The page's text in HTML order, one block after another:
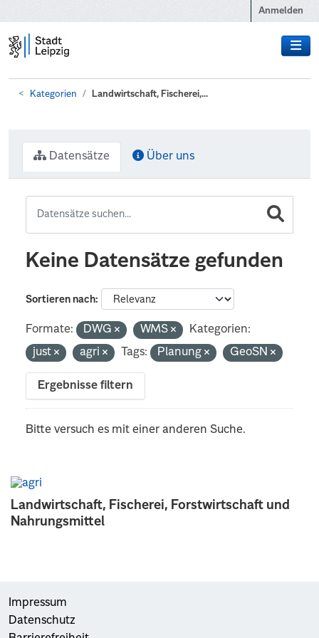
Anmelden
Kategorien Landwirtschaft, Fischerei,...
Landwirtschaft, Fischerei, Forstwirtschaft und
Nahrungsmittel
Datensätze Über uns
Keine Datensätze gefunden
Sortieren nach
Formate: DWG WMS
Kategorien:
just
agri Tags: Planung GeoSN
Ergebnisse filtern
Bitte versuch es mit einer anderen Suche.
Impressum
Datenschutz